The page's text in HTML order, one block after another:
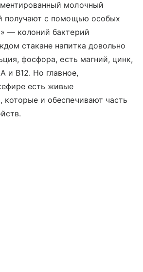
молочный
получают с помощью особых
— колоний бактерий
стакане напитка довольно
фосфора, есть магний, цинк,
и B12. Но главное,
есть живые
которые и обеспечивают часть